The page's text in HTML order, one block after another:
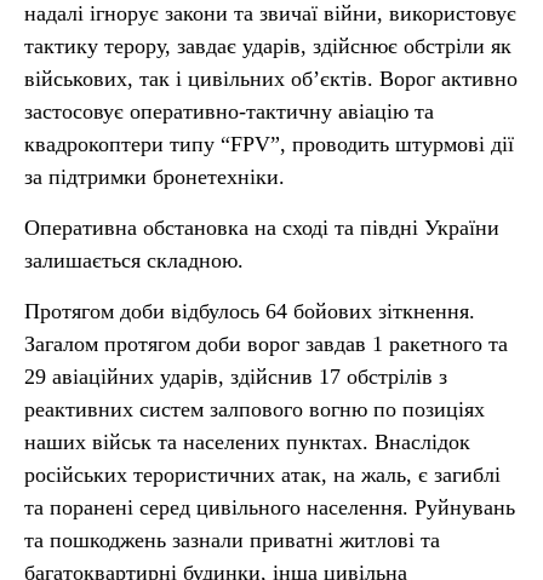
надалі ігнорує закони та звичаї війни, використовує
тактику терору, завдає ударів, здійснює обстріли як
військових, так і цивільних об’єктів. Ворог активно
застосовує оперативно-тактичну авіацію та
квадрокоптери типу “FPV”, проводить штурмові дії
за підтримки бронетехніки.
Оперативна обстановка на сході та півдні України
залишається складною.
Протягом доби відбулось 64 бойових зіткнення.
Загалом протягом доби ворог завдав 1 ракетного та
29 авіаційних ударів, здійснив 17 обстрілів з
реактивних систем залпового вогню по позиціях
наших військ та населених пунктах. Внаслідок
російських терористичних атак, на жаль, є загиблі
та поранені серед цивільного населення. Руйнувань
та пошкоджень зазнали приватні житлові та
багатоквартирні будинки, інша цивільна